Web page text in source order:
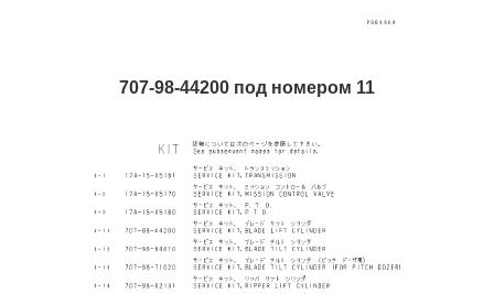
707-98-44200 под номером 11